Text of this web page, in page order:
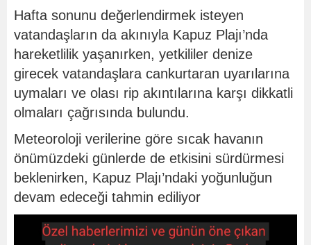
Hafta sonunu değerlendirmek isteyen
vatandaşların da akınıyla Kapuz Plajı’nda
hareketlilik yaşanırken, yetkililer denize
girecek vatandaşlara cankurtaran uyarılarına
uymaları ve olası rip akıntılarına karşı dikkatli
olmaları çağrısında bulundu.
Meteoroloji verilerine göre sıcak havanın
önümüzdeki günlerde de etkisini sürdürmesi
beklenirken, Kapuz Plajı’ndaki yoğunluğun
devam edeceği tahmin ediliyor